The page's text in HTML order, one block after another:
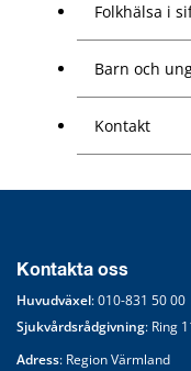
Folkhälsa i
Barn och
Kontakt
Kontakta oss
Huvudväxel: 010-831 50 00
Sjukvårdsrådgivning: Ring
Adress: Region Värmland